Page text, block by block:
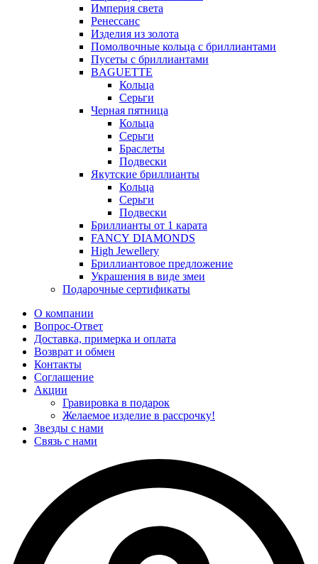
Империя света
Ренессанс
Изделия из золота
Помолвочные кольца с бриллиантами
Пусеты с бриллиантами
BAGUETTE
Кольца
Серьги
Черная пятница
Кольца
Серьги
Браслеты
Подвески
Якутские бриллианты
Кольца
Серьги
Подвески
Бриллианты от 1 карата
FANCY DIAMONDS
High Jewellery
Бриллиантовое предложение
Украшения в виде змеи
Подарочные сертификаты
О компании
Вопрос-Ответ
Доставка, примерка и оплата
Возврат и обмен
Контакты
Соглашение
Акции
Гравировка в подарок
Желаемое изделие в рассрочку!
Звезды с нами
Связь с нами